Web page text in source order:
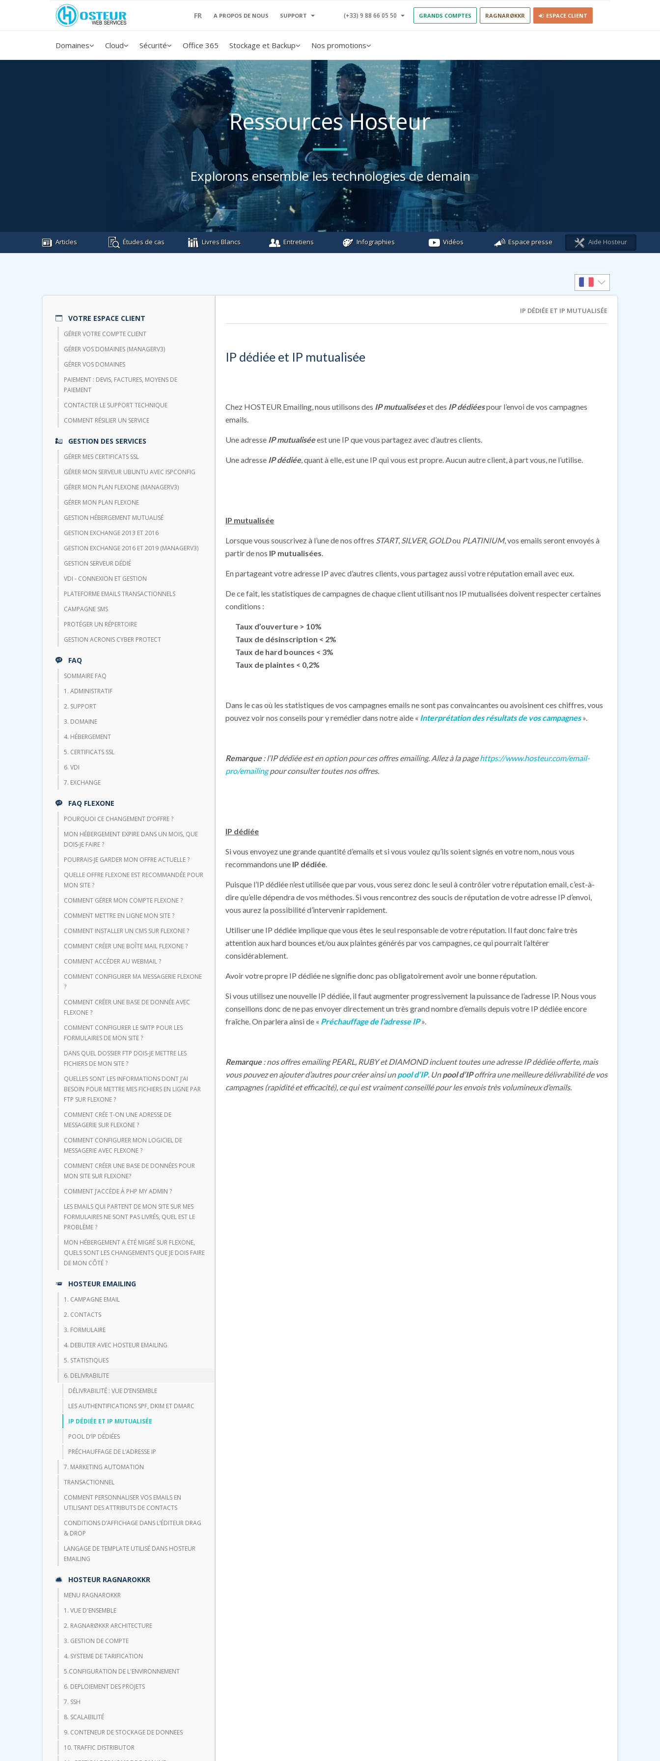
FR A PROPOS DE NOUS SUPPORT (+33) 9 88 66 05 50 GRANDS COMPTES RAGNARØKKR ESPACE CLIENT
Domaines Cloud Sécurité Office 365 Stockage et Backup Nos promotions
Ressources Hosteur
Explorons ensemble les technologies de demain
Articles Études de cas Livres Blancs Entretiens Infographies Vidéos Espace presse Aide Hosteur
VOTRE ESPACE CLIENT
GÉRER VOTRE COMPTE CLIENT
GÉRER VOS DOMAINES (MANAGERV3)
GÉRER VOS DOMAINES
PAIEMENT : DEVIS, FACTURES, MOYENS DE
PAIEMENT
CONTACTER LE SUPPORT TECHNIQUE
COMMENT RÉSILIER UN SERVICE
GESTION DES SERVICES
GÉRER MES CERTIFICATS SSL
GÉRER MON SERVEUR UBUNTU AVEC ISPCONFIG
GÉRER MON PLAN FLEXONE (MANAGERV3)
GÉRER MON PLAN FLEXONE
GESTION HÉBERGEMENT MUTUALISÉ
GESTION EXCHANGE 2013 ET 2016
GESTION EXCHANGE 2016 ET 2019 (MANAGERV3)
GESTION SERVEUR DÉDIÉ
VDI - CONNEXION ET GESTION
PLATEFORME EMAILS TRANSACTIONNELS
CAMPAGNE SMS
PROTÉGER UN RÉPERTOIRE
GESTION ACRONIS CYBER PROTECT
FAQ
SOMMAIRE FAQ
1. ADMINISTRATIF
2. SUPPORT
3. DOMAINE
4. HÉBERGEMENT
5. CERTIFICATS SSL
6. VDI
7. EXCHANGE
FAQ FLEXONE
POURQUOI CE CHANGEMENT D’OFFRE ?
MON HÉBERGEMENT EXPIRE DANS UN MOIS, QUE
DOIS-JE FAIRE ?
POURRAIS-JE GARDER MON OFFRE ACTUELLE ?
QUELLE OFFRE FLEXONE EST RECOMMANDÉE POUR
MON SITE ?
COMMENT GÉRER MON COMPTE FLEXONE ?
COMMENT METTRE EN LIGNE MON SITE ?
COMMENT INSTALLER UN CMS SUR FLEXONE ?
COMMENT CRÉER UNE BOÎTE MAIL FLEXONE ?
COMMENT ACCÉDER AU WEBMAIL ?
COMMENT CONFIGURER MA MESSAGERIE FLEXONE
?
COMMENT CRÉER UNE BASE DE DONNÉE AVEC
FLEXONE ?
COMMENT CONFIGURER LE SMTP POUR LES
FORMULAIRES DE MON SITE ?
DANS QUEL DOSSIER FTP DOIS-JE METTRE LES
FICHIERS DE MON SITE ?
QUELLES SONT LES INFORMATIONS DONT J’AI
BESOIN POUR METTRE MES FICHIERS EN LIGNE PAR
FTP SUR FLEXONE ?
COMMENT CRÉE T-ON UNE ADRESSE DE
MESSAGERIE SUR FLEXONE ?
COMMENT CONFIGURER MON LOGICIEL DE
MESSAGERIE AVEC FLEXONE ?
COMMENT CRÉER UNE BASE DE DONNÉES POUR
MON SITE SUR FLEXONE?
COMMENT J’ACCÈDE À PHP MY ADMIN ?
LES EMAILS QUI PARTENT DE MON SITE SUR MES
FORMULAIRES NE SONT PAS LIVRÉS, QUEL EST LE
PROBLÈME ?
MON HÉBERGEMENT A ÉTÉ MIGRÉ SUR FLEXONE,
QUELS SONT LES CHANGEMENTS QUE JE DOIS FAIRE
DE MON CÔTÉ ?
HOSTEUR EMAILING
1. CAMPAGNE EMAIL
2. CONTACTS
3. FORMULAIRE
4. DEBUTER AVEC HOSTEUR EMAILING
5. STATISTIQUES
6. DELIVRABILITE
DÉLIVRABILITÉ : VUE D’ENSEMBLE
LES AUTHENTIFICATIONS SPF, DKIM ET DMARC
IP DÉDIÉE ET IP MUTUALISÉE
POOL D’IP DÉDIÉES
PRÉCHAUFFAGE DE L’ADRESSE IP
7. MARKETING AUTOMATION
TRANSACTIONNEL
COMMENT PERSONNALISER VOS EMAILS EN
UTILISANT DES ATTRIBUTS DE CONTACTS
CONDITIONS D’AFFICHAGE DANS L’ÉDITEUR DRAG
& DROP
LANGAGE DE TEMPLATE UTILISÉ DANS HOSTEUR
EMAILING
HOSTEUR RAGNAROKKR
MENU RAGNAROKKR
1. VUE D'ENSEMBLE
2. RAGNARØKKR ARCHITECTURE
3. GESTION DE COMPTE
4. SYSTEME DE TARIFICATION
5.CONFIGURATION DE L'ENVIRONNEMENT
6. DEPLOIEMENT DES PROJETS
7. SSH
8. SCALABILITÉ
9. CONTENEUR DE STOCKAGE DE DONNEES
10. TRAFFIC DISTRIBUTOR
IP DÉDIÉE ET IP MUTUALISÉE
IP dédiée et IP mutualisée
Chez HOSTEUR Emailing, nous utilisons des IP mutualiséeset des IP dédiéespour l’envoi de vos campagnes
emails.
Une adresse IP mutualiséeest une IP que vous partagez avec d’autres clients.
Une adresse IP dédiée, quant à elle, est une IP qui vous est propre. Aucun autre client, à part vous, ne l’utilise.
IP mutualisée
Lorsque vous souscrivez à l’une de nos offres START, SILVER, GOLDou PLATINIUM, vos emails seront envoyés à
partir de nos IP mutualisées.
En partageant votre adresse IP avec d’autres clients, vous partagez aussi votre réputation email avec eux.
De ce fait, les statistiques de campagnes de chaque client utilisant nos IP mutualisées doivent respecter certaines
conditions :
Taux d’ouverture > 10%
Taux de désinscription < 2%
Taux de hard bounces < 3%
Taux de plaintes < 0,2%
Dans le cas où les statistiques de vos campagnes emails ne sont pas convaincantes ou avoisinent ces chiffres, vous
pouvez voir nos conseils pour y remédier dans notre aide « Interprétation des résultats de vos campagnes».
Remarque: l’IP dédiée est en option pour ces offres emailing. Allez à la pagehttps://www.hosteur.com/email-
pro/emailingpour consulter toutes nos offres.
IP dédiée
Si vous envoyez une grande quantité d’emails et si vous voulez qu’ils soient signés en votre nom, nous vous
recommandons une IP dédiée.
Puisque l’IP dédiée n’est utilisée que par vous, vous serez donc le seul à contrôler votre réputation email, c’est-à-
dire qu’elle dépendra de vos méthodes. Si vous rencontrez des soucis de réputation de votre adresse IP d’envoi,
vous aurez la possibilité d’intervenir rapidement.
Utiliser une IP dédiée implique que vous êtes le seul responsable de votre réputation. Il faut donc faire très
attention aux hard bounces et/ou aux plaintes générés par vos campagnes, ce qui pourrait l’altérer
considérablement.
Avoir votre propre IP dédiée ne signifie donc pas obligatoirement avoir une bonne réputation.
Si vous utilisez une nouvelle IP dédiée, il faut augmenter progressivement la puissance de l’adresse IP. Nous vous
conseillons donc de ne pas envoyer directement un très grand nombre d’emails depuis votre IP dédiée encore
fraîche. On parlera ainsi de « Préchauffage de l’adresse IP».
Remarque: nos offres emailing PEARL, RUBY et DIAMOND incluent toutes une adresse IP dédiée offerte, mais
vous pouvez en ajouter d’autres pour créer ainsi unpool d’IP. Unpool d’IPoffrira une meilleure délivrabilité de vos
campagnes (rapidité et efficacité), ce qui est vraiment conseillé pour les envois très volumineux d’emails.